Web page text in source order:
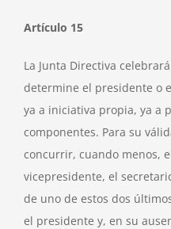
Artículo 15
La Junta Directiva
determine el presidente o
ya a iniciativa propia, ya a
componentes. Para su
concurrir, cuando menos,
vicepresidente, el
de uno de estos dos
el presidente y, en su